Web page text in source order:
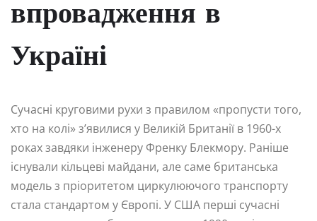
впровадження в
Україні
Сучасні круговими рухи з правилом «пропусти того,
хто на колі» з’явилися у Великій Британії в 1960-х
роках завдяки інженеру Френку Блекмору. Раніше
існували кільцеві майдани, але саме британська
модель з пріоритетом циркулюючого транспорту
стала стандартом у Європі. У США перші сучасні